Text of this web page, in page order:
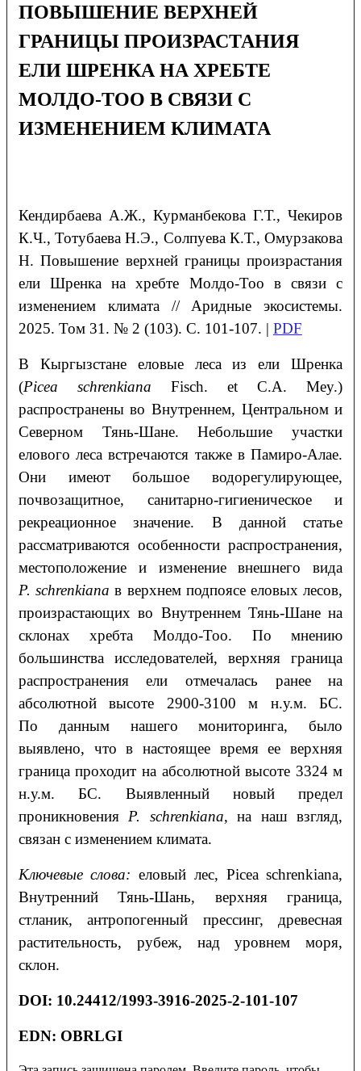
ПОВЫШЕНИЕ ВЕРХНЕЙ
ГРАНИЦЫ ПРОИЗРАСТАНИЯ
ЕЛИ ШРЕНКА НА ХРЕБТЕ
МОЛДО-ТОО В СВЯЗИ С
ИЗМЕНЕНИЕМ КЛИМАТА
Кендирбаева А.Ж., Курманбекова Г.Т., Чекиров
К.Ч., Тотубаева Н.Э., Солпуева К.Т., Омурзакова
Н. Повышение верхней границы произрастания
ели Шренка на хребте Молдо-Тоо в связи с
изменением климата // Аридные экосистемы.
2025. Том 31. № 2 (103). С. 101-107. | PDF
В Кыргызстане еловые леса из ели Шренка
(Picea schrenkiana Fisch. et C.A. Mey.)
распространены во Внутреннем, Центральном и
Северном Тянь-Шане. Небольшие участки
елового леса встречаются также в Памиро-Алае.
Они имеют большое водорегулирующее,
почвозащитное, санитарно-гигиеническое и
рекреационное значение. В данной статье
рассматриваются особенности распространения,
местоположение и изменение внешнего вида
P. schrenkiana в верхнем подпоясе еловых лесов,
произрастающих во Внутреннем Тянь-Шане на
склонах хребта Молдо-Тоо. По мнению
большинства исследователей, верхняя граница
распространения ели отмечалась ранее на
абсолютной высоте 2900-3100 м н.у.м. БС.
По данным нашего мониторинга, было
выявлено, что в настоящее время ее верхняя
граница проходит на абсолютной высоте 3324 м
н.у.м. БС. Выявленный новый предел
проникновения P. schrenkiana, на наш взгляд,
связан с изменением климата.
Ключевые слова: еловый лес, Picea schrenkiana,
Внутренний Тянь-Шань, верхняя граница,
стланик, антропогенный прессинг, древесная
растительность, рубеж, над уровнем моря,
склон.
DOI: 10.24412/1993-3916-2025-2-101-107
EDN: OBRLGI